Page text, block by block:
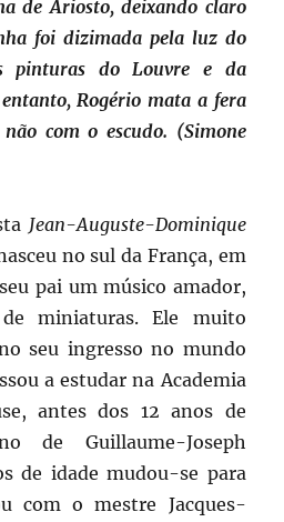
de Ariosto, deixando claro
foi dizimada pela luz do
pinturas do Louvre e da
Rogério mata a fera
com o escudo. (Simone
Jean-Auguste-Dominique
no sul da França, em
pai um músico amador,
miniaturas. Ele muito
seu ingresso no mundo
a estudar na Academia
antes dos 12 anos de
de Guillaume-Joseph
de idade mudou-se para
com o mestre Jacques-